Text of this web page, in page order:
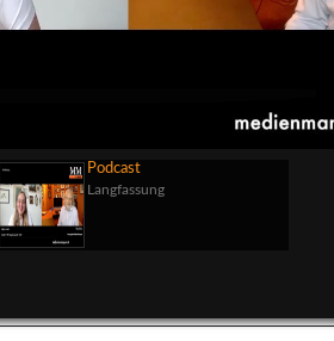
00:00
Podcast
Langfassung